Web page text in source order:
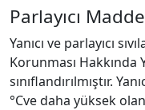
Parlayıcı
Yanıcı ve parlayıcı
Korunması
sınıflandırılmıştır.
°Cve daha yüksek olan